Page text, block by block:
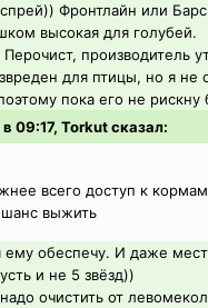
Фронтлайн или
высокая для голубей.
производитель
для птицы, но я не
пока его не рискну
09:17, Torkut сказал:
всего доступ к
выжить
обеспечу. И даже
и не 5 звёзд))
очистить от